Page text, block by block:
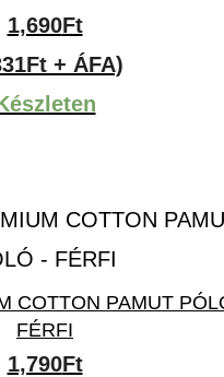
1,690Ft
+ ÁFA)
COTTON PAMUT
FÉRFI
1,790Ft